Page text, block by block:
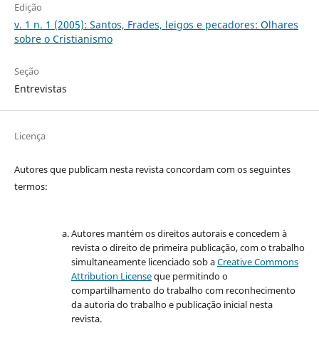
Edição
v. 1 n. 1 (2005): Santos, Frades, leigos e pecadores: Olhares
sobre o Cristianismo
Seção
Entrevistas
Licença
Autores que publicam nesta revista concordam com os seguintes
termos:
Autores mantém os direitos autorais e concedem à
revista o direito de primeira publicação, com o trabalho
simultaneamente licenciado sob aCreative Commons
Attribution Licenseque permitindo o
compartilhamento do trabalho com reconhecimento
da autoria do trabalho e publicação inicial nesta
revista.